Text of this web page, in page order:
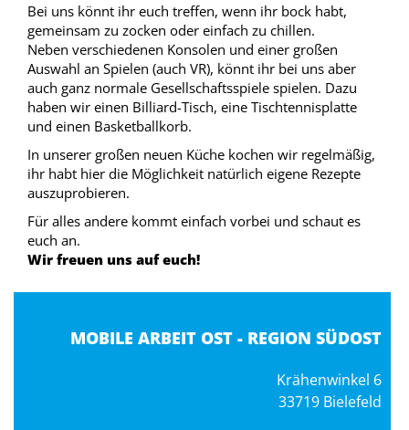
Bei uns könnt ihr euch treffen, wenn ihr bock habt,
gemeinsam zu zocken oder einfach zu chillen.
Neben verschiedenen Konsolen und einer großen
Auswahl an Spielen (auch VR), könnt ihr bei uns aber
auch ganz normale Gesellschaftsspiele spielen. Dazu
haben wir einen Billiard-Tisch, eine Tischtennisplatte
und einen Basketballkorb.
In unserer großen neuen Küche kochen wir regelmäßig,
ihr habt hier die Möglichkeit natürlich eigene Rezepte
auszuprobieren.
Für alles andere kommt einfach vorbei und schaut es
euch an.
Wir freuen uns auf euch!
MOBILE ARBEIT OST - REGION SÜDOST
Krähenwinkel 6
33719 Bielefeld